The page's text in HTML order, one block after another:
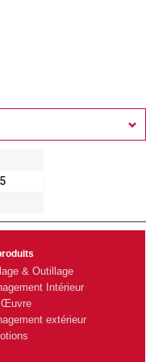
& Outillage
Intérieur
Œuvre
extérieur